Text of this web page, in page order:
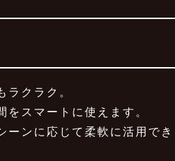
ラクラク。
スマートに使えます。
ーンに応じて柔軟に活用でき